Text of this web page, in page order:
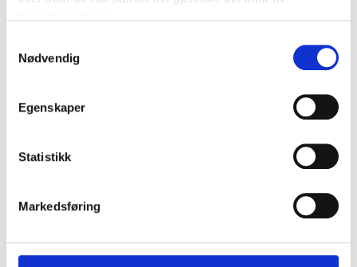
Nødvendig
Egenskaper
Statistikk
Markedsføring